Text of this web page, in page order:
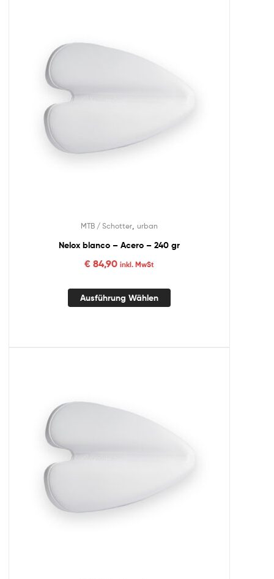
MTB / Schotter urban
Nelox blanco – Acero – 240 gr
€ 84,90 inkl. MwSt
Ausführung Wählen